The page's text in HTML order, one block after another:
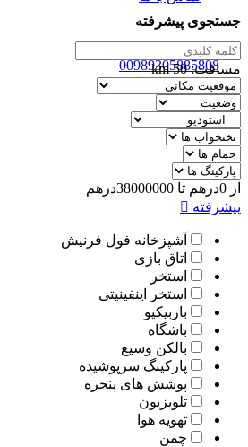
ENG
00989305885808
جستجوی پیشرفته
مسافت:50
km
از 0درهم تا 38000000درهم
پیشرفته
آشپزخانه فول فرنیش
اتاق بازی
استخر
استخر اینفینیتی
باربیکیو
باشگاه
بالکن وسیع
پارکینگ سرپوشیده
پوشش های پنجره
تلویزیون
تهویه هوا
چمن